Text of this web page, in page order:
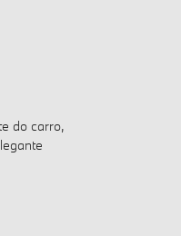
do carro,